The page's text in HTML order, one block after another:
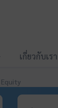
เกี่ยวกับเรา